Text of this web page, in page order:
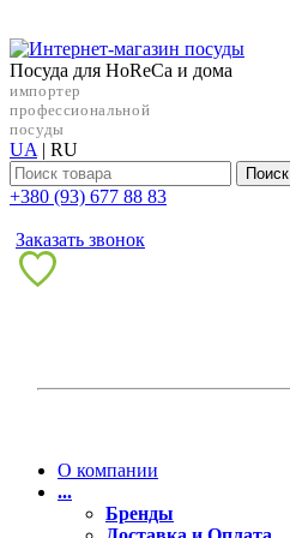
Посуда для HoReCa и дома
импортер
профессиональной
посуды
UA | RU
Поиск
+38‎0 (93) 677 88 83
Заказать звонок
О компании
...
Бренды